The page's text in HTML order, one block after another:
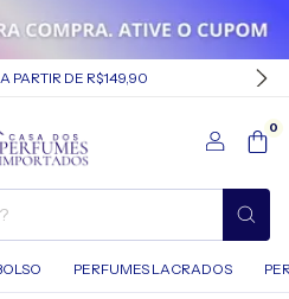
PARTIR DE R$149,90
0
PERFUMES LACRADOS